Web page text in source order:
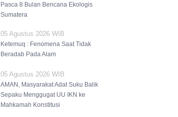
Pasca 8 Bulan Bencana Ekologis
Sumatera
05 Agustus 2026 WIB
Ketemuq : Fenomena Saat Tidak
Beradab Pada Alam
05 Agustus 2026 WIB
AMAN, Masyarakat Adat Suku Balik
Sepaku Menggugat UU IKN ke
Mahkamah Konstitusi